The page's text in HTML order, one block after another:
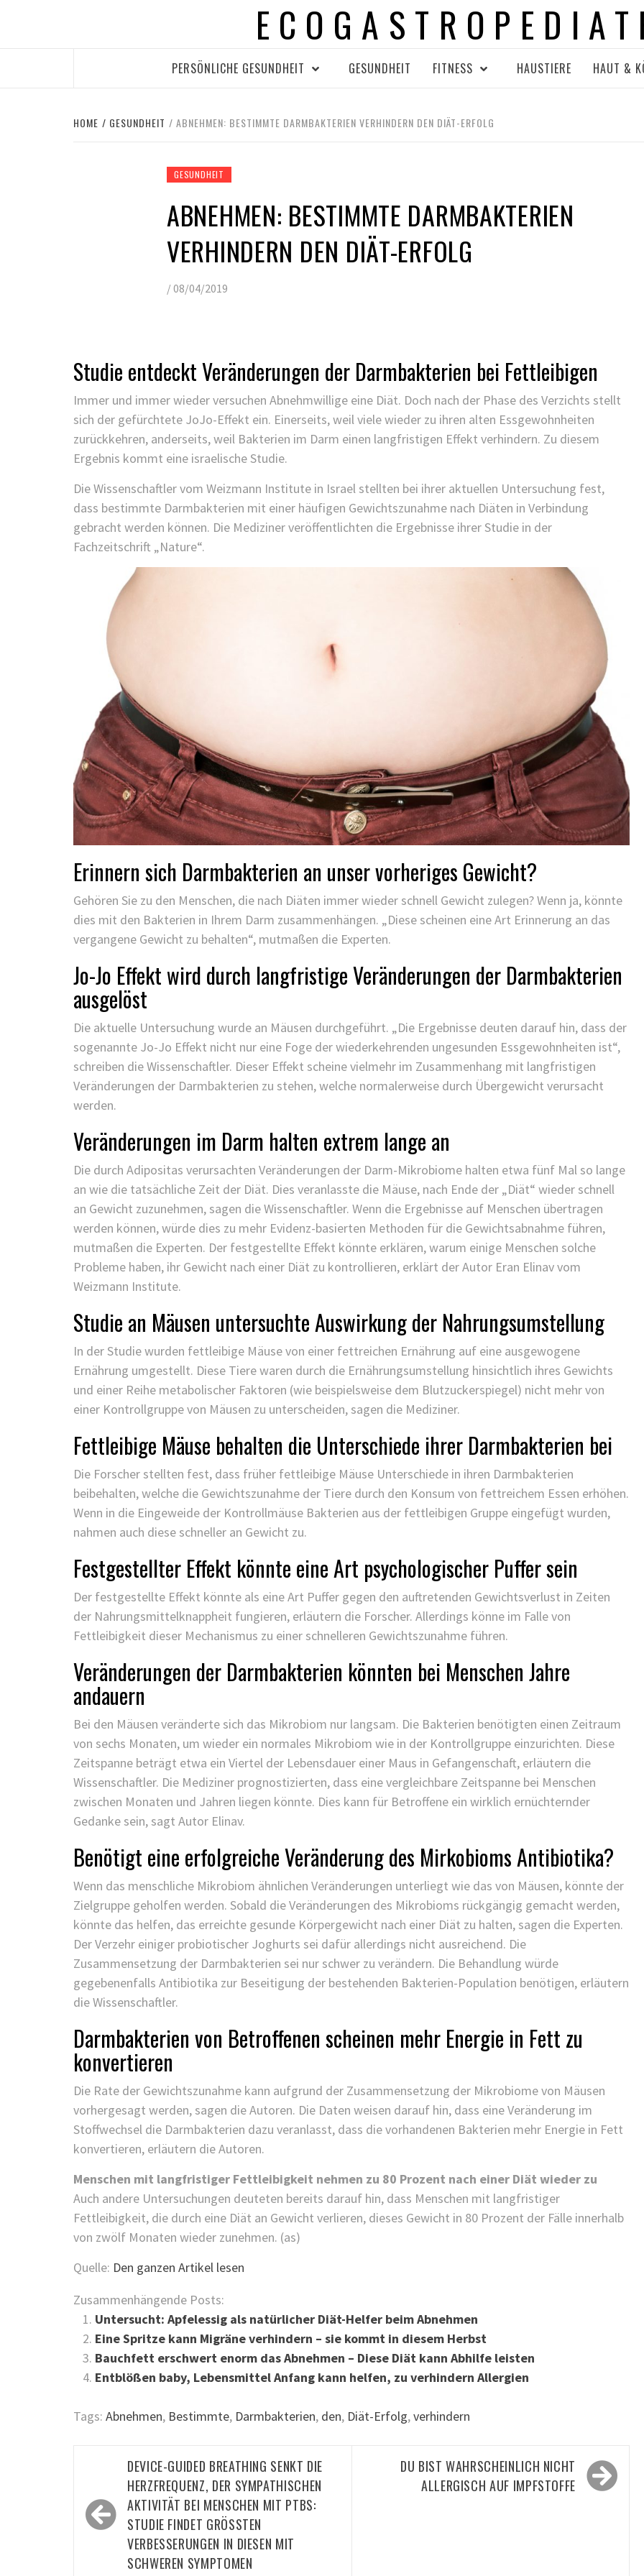
PERSÖNLICHE GESUNDHEIT GESUNDHEIT FITNESS HAUSTIERE HAUT &
HOME GESUNDHEIT ABNEHMEN: BESTIMMTE DARMBAKTERIEN VERHINDERN DEN DIÄT-ERFOLG
GESUNDHEIT
ABNEHMEN: BESTIMMTE DARMBAKTERIEN
VERHINDERN DEN DIÄT-ERFOLG
/08/04/2019
Studie entdeckt Veränderungen der Darmbakterien bei Fettleibigen
Immer und immer wieder versuchen Abnehmwillige eine Diät. Doch nach der Phase des Verzichts stellt
sich der gefürchtete JoJo-Effekt ein. Einerseits, weil viele wieder zu ihren alten Essgewohnheiten
zurückkehren, anderseits, weil Bakterien im Darm einen langfristigen Effekt verhindern. Zu diesem
Ergebnis kommt eine israelische Studie.
Die Wissenschaftler vom Weizmann Institute in Israel stellten bei ihrer aktuellen Untersuchung fest,
dass bestimmte Darmbakterien mit einer häufigen Gewichtszunahme nach Diäten in Verbindung
gebracht werden können. Die Mediziner veröffentlichten die Ergebnisse ihrer Studie in der
Fachzeitschrift „Nature“.
Erinnern sich Darmbakterien an unser vorheriges Gewicht?
Gehören Sie zu den Menschen, die nach Diäten immer wieder schnell Gewicht zulegen? Wenn ja, könnte
dies mit den Bakterien in Ihrem Darm zusammenhängen. „Diese scheinen eine Art Erinnerung an das
vergangene Gewicht zu behalten“, mutmaßen die Experten.
Jo-Jo Effekt wird durch langfristige Veränderungen der Darmbakterien
ausgelöst
Die aktuelle Untersuchung wurde an Mäusen durchgeführt. „Die Ergebnisse deuten darauf hin, dass der
sogenannte Jo-Jo Effekt nicht nur eine Foge der wiederkehrenden ungesunden Essgewohnheiten ist“,
schreiben die Wissenschaftler. Dieser Effekt scheine vielmehr im Zusammenhang mit langfristigen
Veränderungen der Darmbakterien zu stehen, welche normalerweise durch Übergewicht verursacht
werden.
Veränderungen im Darm halten extrem lange an
Die durch Adipositas verursachten Veränderungen der Darm-Mikrobiome halten etwa fünf Mal so lange
an wie die tatsächliche Zeit der Diät. Dies veranlasste die Mäuse, nach Ende der „Diät“ wieder schnell
an Gewicht zuzunehmen, sagen die Wissenschaftler. Wenn die Ergebnisse auf Menschen übertragen
werden können, würde dies zu mehr Evidenz-basierten Methoden für die Gewichtsabnahme führen,
mutmaßen die Experten. Der festgestellte Effekt könnte erklären, warum einige Menschen solche
Probleme haben, ihr Gewicht nach einer Diät zu kontrollieren, erklärt der Autor Eran Elinav vom
Weizmann Institute.
Studie an Mäusen untersuchte Auswirkung der Nahrungsumstellung
In der Studie wurden fettleibige Mäuse von einer fettreichen Ernährung auf eine ausgewogene
Ernährung umgestellt. Diese Tiere waren durch die Ernährungsumstellung hinsichtlich ihres Gewichts
und einer Reihe metabolischer Faktoren (wie beispielsweise dem Blutzuckerspiegel) nicht mehr von
einer Kontrollgruppe von Mäusen zu unterscheiden, sagen die Mediziner.
Fettleibige Mäuse behalten die Unterschiede ihrer Darmbakterien bei
Die Forscher stellten fest, dass früher fettleibige Mäuse Unterschiede in ihren Darmbakterien
beibehalten, welche die Gewichtszunahme der Tiere durch den Konsum von fettreichem Essen erhöhen.
Wenn in die Eingeweide der Kontrollmäuse Bakterien aus der fettleibigen Gruppe eingefügt wurden,
nahmen auch diese schneller an Gewicht zu.
Festgestellter Effekt könnte eine Art psychologischer Puffer sein
Der festgestellte Effekt könnte als eine Art Puffer gegen den auftretenden Gewichtsverlust in Zeiten
der Nahrungsmittelknappheit fungieren, erläutern die Forscher. Allerdings könne im Falle von
Fettleibigkeit dieser Mechanismus zu einer schnelleren Gewichtszunahme führen.
Veränderungen der Darmbakterien könnten bei Menschen Jahre
andauern
Bei den Mäusen veränderte sich das Mikrobiom nur langsam. Die Bakterien benötigten einen Zeitraum
von sechs Monaten, um wieder ein normales Mikrobiom wie in der Kontrollgruppe einzurichten. Diese
Zeitspanne beträgt etwa ein Viertel der Lebensdauer einer Maus in Gefangenschaft, erläutern die
Wissenschaftler. Die Mediziner prognostizierten, dass eine vergleichbare Zeitspanne bei Menschen
zwischen Monaten und Jahren liegen könnte. Dies kann für Betroffene ein wirklich ernüchternder
Gedanke sein, sagt Autor Elinav.
Benötigt eine erfolgreiche Veränderung des Mirkobioms Antibiotika?
Wenn das menschliche Mikrobiom ähnlichen Veränderungen unterliegt wie das von Mäusen, könnte der
Zielgruppe geholfen werden. Sobald die Veränderungen des Mikrobioms rückgängig gemacht werden,
könnte das helfen, das erreichte gesunde Körpergewicht nach einer Diät zu halten, sagen die Experten.
Der Verzehr einiger probiotischer Joghurts sei dafür allerdings nicht ausreichend. Die
Zusammensetzung der Darmbakterien sei nur schwer zu verändern. Die Behandlung würde
gegebenenfalls Antibiotika zur Beseitigung der bestehenden Bakterien-Population benötigen, erläutern
die Wissenschaftler.
Darmbakterien von Betroffenen scheinen mehr Energie in Fett zu
konvertieren
Die Rate der Gewichtszunahme kann aufgrund der Zusammensetzung der Mikrobiome von Mäusen
vorhergesagt werden, sagen die Autoren. Die Daten weisen darauf hin, dass eine Veränderung im
Stoffwechsel die Darmbakterien dazu veranlasst, dass die vorhandenen Bakterien mehr Energie in Fett
konvertieren, erläutern die Autoren.
Menschen mit langfristiger Fettleibigkeit nehmen zu 80 Prozent nach einer Diät wieder zu
Auch andere Untersuchungen deuteten bereits darauf hin, dass Menschen mit langfristiger
Fettleibigkeit, die durch eine Diät an Gewicht verlieren, dieses Gewicht in 80 Prozent der Fälle innerhalb
von zwölf Monaten wieder zunehmen. (as)
Quelle: Den ganzen Artikel lesen
Zusammenhängende Posts:
Untersucht: Apfelessig als natürlicher Diät-Helfer beim Abnehmen
Eine Spritze kann Migräne verhindern – sie kommt in diesem Herbst
Bauchfett erschwert enorm das Abnehmen – Diese Diät kann Abhilfe leisten
Entblößen baby, Lebensmittel Anfang kann helfen, zu verhindern Allergien
Tags: Abnehmen, Bestimmte, Darmbakterien, den, Diät-Erfolg,verhindern
Beitragsnavigation
DEVICE-GUIDED BREATHING SENKT DIE
HERZFREQUENZ, DER SYMPATHISCHEN
AKTIVITÄT BEI MENSCHEN MIT PTBS:
STUDIE FINDET GRÖSSTEN V
ERBESSERUNGEN IN DIESEN MIT S
CHWEREN SYMPTOMEN
DU BIST WAHRSCHEINLICH NICHT
ALLERGISCH AUF IMPFSTOFFE
NICHT FRUSTRIEREND, DASS ALLES
SO LANGE DAUERT?
/ 25/11/2021